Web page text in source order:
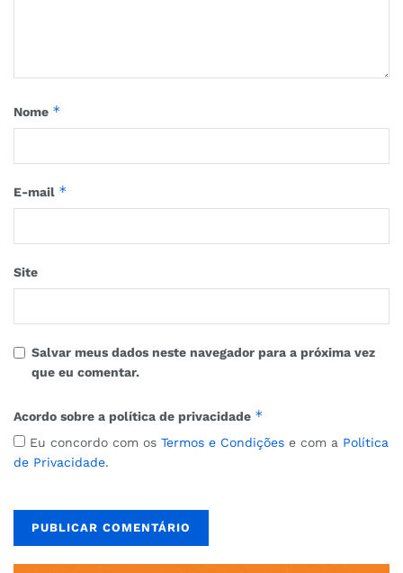
Nome *
E-mail *
Site
Salvar meus dados neste navegador para a próxima vez
que eu comentar.
Acordo sobre a política de privacidade *
Eu concordo com os Termos e Condições e com a Política
de Privacidade.